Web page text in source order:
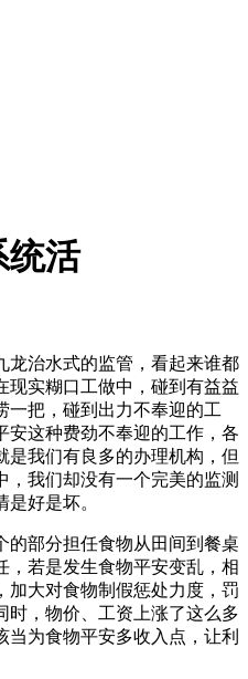
统活
治水式的监管，看起来谁都
现实糊口工做中，碰到有益益
一把，碰到出力不奉迎的工
安这种费劲不奉迎的工作，各
是我们有良多的办理机构，但
我们却没有一个完美的监测
好是坏。
部分担任食物从田间到餐桌
，若是发生食物平安变乱，相
加大对食物制假惩处力度，罚
时，物价、工资上涨了这么多
为食物平安多收入点，让利